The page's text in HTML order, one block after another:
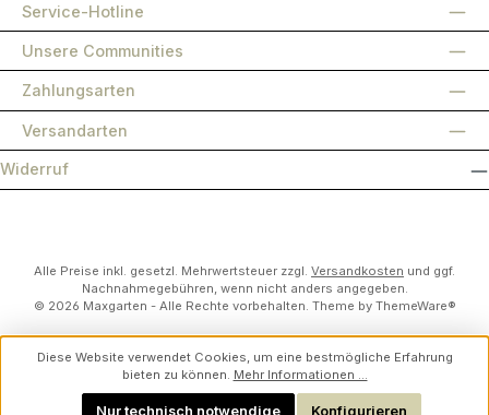
Service-Hotline
Unsere Communities
Zahlungsarten
Versandarten
Widerruf
Alle Preise inkl. gesetzl. Mehrwertsteuer zzgl. Versandkosten und ggf.
Nachnahmegebühren, wenn nicht anders angegeben.
© 2026 Maxgarten - Alle Rechte vorbehalten. Theme by ThemeWare®
Diese Website verwendet Cookies, um eine bestmögliche Erfahrung
bieten zu können. Mehr Informationen ...
Nur technisch notwendige Konfigurieren